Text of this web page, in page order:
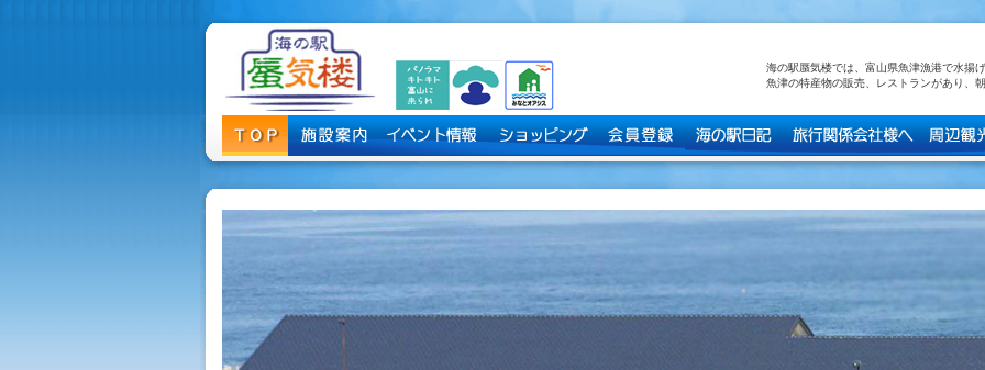
海の駅蜃気楼では、富山県魚津漁港で水揚
魚津の特産物の販売、レストランがあり、